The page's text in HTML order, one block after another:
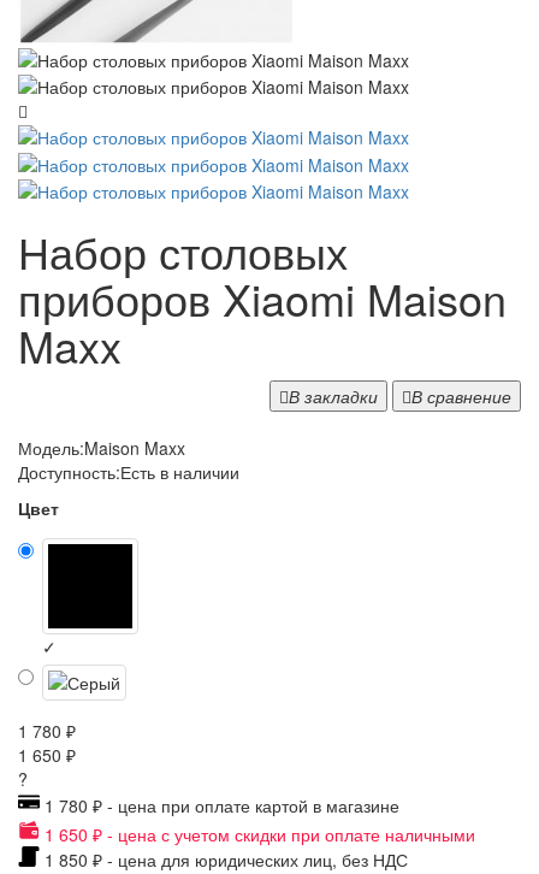
Набор столовых
приборов Xiaomi Maison
Maxx
В закладки В сравнение
Модель:Maison Maxx
Доступность:Есть в наличии
Цвет
✓
1 780 ₽
1 650 ₽
?
1 780 ₽ - цена при оплате картой в магазине
1 650 ₽ - цена с учетом скидки при оплате наличными
1 850 ₽ - цена для юридических лиц, без НДС